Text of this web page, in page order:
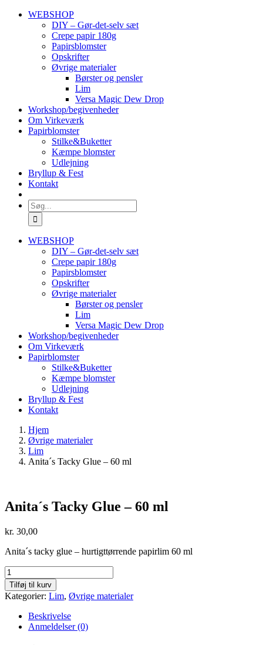
Skip
WEBSHOP
DIY – Gør-det-selv sæt
Crepe papir 180g
Papirsblomster
Opskrifter
Øvrige materialer
Børster og pensler
Lim
Versa Magic Dew Drop
Workshop/begivenheder
Om Virkeværk
Papirblomster
Stilke&Buketter
Kæmpe blomster
Udlejning
Bryllup & Fest
Kontakt
Søg
efter:
WEBSHOP
DIY – Gør-det-selv sæt
Crepe papir 180g
Papirsblomster
Opskrifter
Øvrige materialer
Børster og pensler
Lim
Versa Magic Dew Drop
Workshop/begivenheder
Om Virkeværk
Papirblomster
Stilke&Buketter
Kæmpe blomster
Udlejning
Bryllup & Fest
Kontakt
Hjem
Øvrige materialer
Lim
Anita´s Tacky Glue – 60 ml
Anita´s Tacky Glue – 60 ml
kr. 30,00
Anita´s tacky glue – hurtigttørrende papirlim 60 ml
Anita
´s
Tacky
Glue
Tilføj til kurv
Kategorier: Lim, Øvrige materialer
Beskrivelse
Anmeldelser (0)